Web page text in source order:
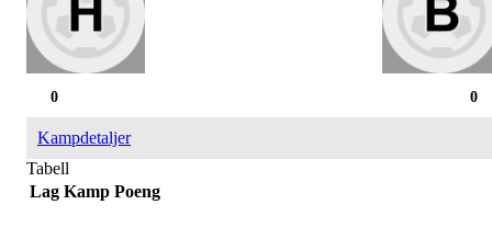
0
0
Kampdetaljer
Tabell
Lag Kamp Poeng